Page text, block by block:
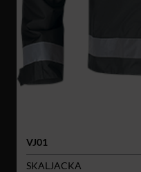
VJ01
SKALJACKA